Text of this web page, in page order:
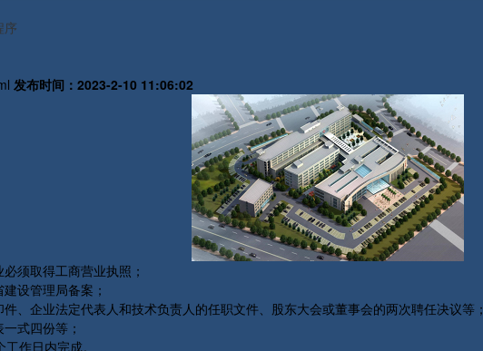
序
发布时间： 2023-2-10 11:06:02
须取得工商营业执照；
设管理局备案；
、企业法定代表人和技术负责人的任职文件、股东大会或董事会的两次聘任决议等；
式四份等；
作日内完成。